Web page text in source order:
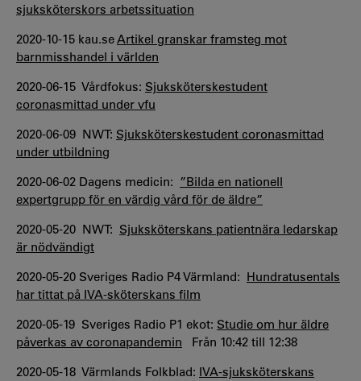
sjuksköterskors arbetssituation
2020-10-15 kau.seArtikel granskar framsteg mot
barnmisshandel i världen
2020-06-15 Vårdfokus: Sjuksköterskestudent
coronasmittad under vfu
2020-06-09 NWT: Sjuksköterskestudent coronasmittad
under utbildning
2020-06-02 Dagens medicin: ”Bilda en nationell
expertgrupp för en värdig vård för de äldre”
2020-05-20 NWT: Sjuksköterskans patientnära ledarskap
är nödvändigt
2020-05-20 Sveriges Radio P4 Värmland: Hundratusentals
har tittat på IVA-sköterskans film
2020-05-19 Sveriges Radio P1 ekot: Studie om hur äldre
påverkas av coronapandemin Från 10:42 till 12:38
2020-05-18 Värmlands Folkblad: IVA-sjuksköterskans